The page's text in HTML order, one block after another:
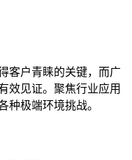
客户青睐的关键，而广
效见证。聚焦行业应用
种极端环境挑战。